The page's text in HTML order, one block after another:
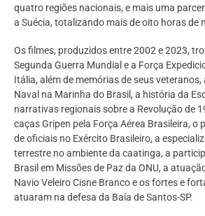
quatro regiões nacionais, e mais uma
a Suécia, totalizando mais de oito horas de
Os filmes, produzidos entre 2002 e 2023,
Segunda Guerra Mundial e a Força
Itália, além de memórias de seus
Naval na Marinha do Brasil, a história da
narrativas regionais sobre a Revolução de
caças Gripen pela Força Aérea Brasileira, o
de oficiais no Exército Brasileiro, a
terrestre no ambiente da caatinga, a
Brasil em Missões de Paz da ONU, a
Navio Veleiro Cisne Branco e os fortes e
atuaram na defesa da Baía de Santos-SP.